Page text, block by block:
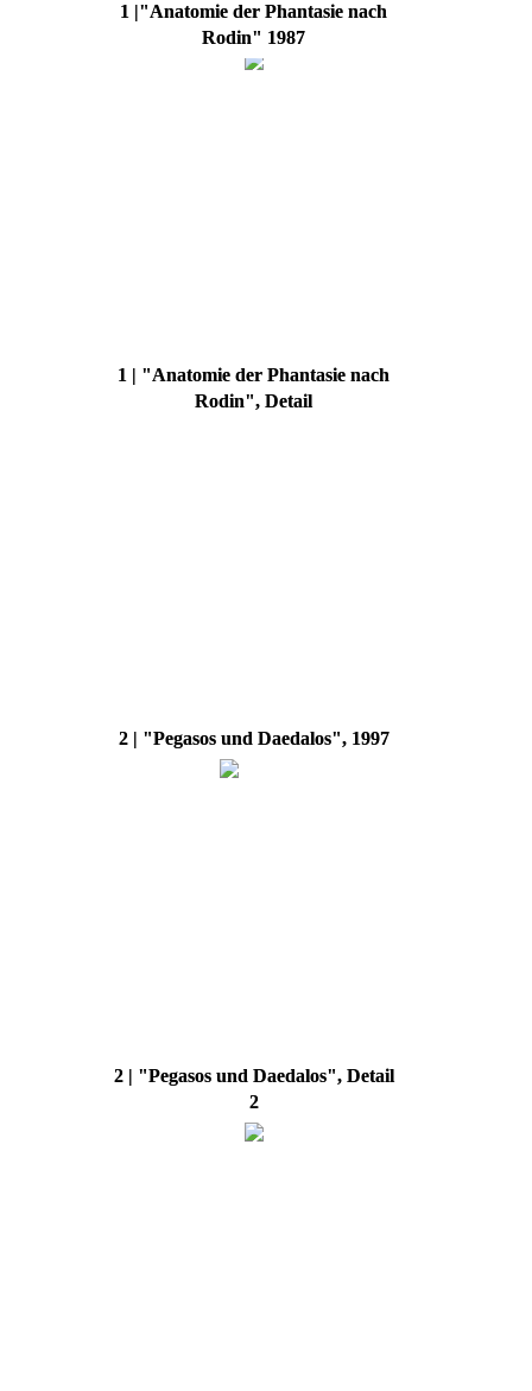
1 |"Anatomie der Phantasie nach
Rodin" 1987
1 | "Anatomie der Phantasie nach
Rodin", Detail
2 | "Pegasos und Daedalos", 1997
2 | "Pegasos und Daedalos", Detail
2